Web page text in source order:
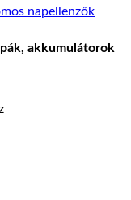
akkumulátorok
napellenzők